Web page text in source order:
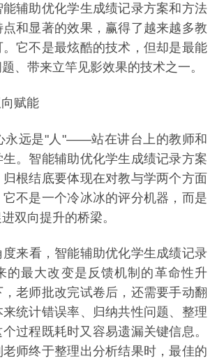
辅助优化学生成绩记录方案和方法
和显著的效果，赢得了越来越多教
它不是最炫酷的技术，但却是最能
、带来立竿见影效果的技术之一。
赋能
远是"人"——站在讲台上的教师和
。智能辅助优化学生成绩记录方案
根结底要体现在对教与学两个方面
不是一个冷冰冰的评分机器，而是
双向提升的桥梁。
看，智能辅助优化学生成绩记录
的最大改变是反馈机制的革命性升
老师批改完试卷后，还需要手动翻
统计错误率、归纳共性问题、整理
过程既耗时又容易遗漏关键信息。
师终于整理出分析结果时，最佳的